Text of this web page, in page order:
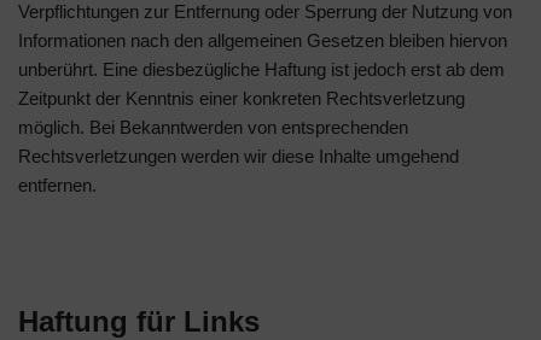
Verpflichtungen zur Entfernung oder Sperrung der Nutzung von
Informationen nach den allgemeinen Gesetzen bleiben hiervon
unberührt. Eine diesbezügliche Haftung ist jedoch erst ab dem
Zeitpunkt der Kenntnis einer konkreten Rechtsverletzung
möglich. Bei Bekanntwerden von entsprechenden
Rechtsverletzungen werden wir diese Inhalte umgehend
entfernen.
Haftung für Links